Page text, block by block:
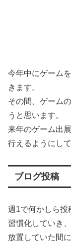
今年中にゲーム
きます。
その間、ゲーム
うと思います。
来年のゲーム出
行えるようにし
ブログ投稿
週1で何かしら投
習慣化していき
放置していた間